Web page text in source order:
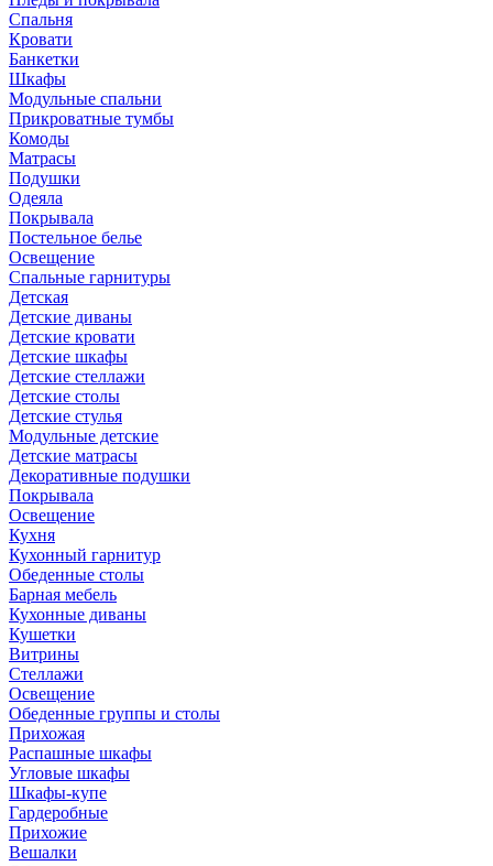
Спальня
Кровати
Банкетки
Шкафы
Модульные спальни
Прикроватные тумбы
Комоды
Матрасы
Подушки
Одеяла
Покрывала
Постельное белье
Освещение
Спальные гарнитуры
Детская
Детские диваны
Детские кровати
Детские шкафы
Детские стеллажи
Детские столы
Детские стулья
Модульные детские
Детские матрасы
Декоративные подушки
Покрывала
Освещение
Кухня
Кухонный гарнитур
Обеденные столы
Барная мебель
Кухонные диваны
Кушетки
Витрины
Стеллажи
Освещение
Обеденные группы и столы
Прихожая
Распашные шкафы
Угловые шкафы
Шкафы-купе
Гардеробные
Прихожие
Вешалки